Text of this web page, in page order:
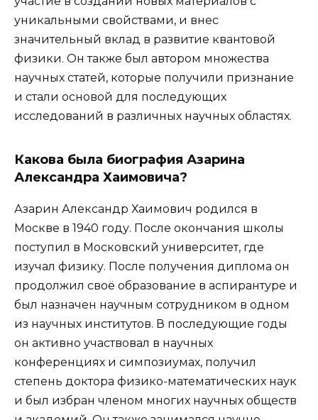
уникальными свойствами, и внес
значительный вклад в развитие квантовой
физики. Он также был автором множества
научных статей, которые получили признание
и стали основой для последующих
исследований в различных научных областях.
Какова была биография Азарина
Александра Хаимовича?
Азарин Александр Хаимович родился в
Москве в 1940 году. После окончания школы
поступил в Московский университет, где
изучал физику. После получения диплома он
продолжил своё образование в аспирантуре и
был назначен научным сотрудником в одном
из научных институтов. В последующие годы
он активно участвовал в научных
конференциях и симпозиумах, получил
степень доктора физико-математических наук
и был избран членом многих научных обществ